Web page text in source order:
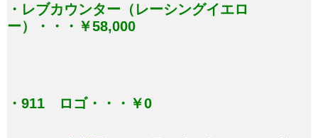
・レブカウンター（レーシングイエロ
ー）・・・￥58,000
・911 ロゴ・・・￥0